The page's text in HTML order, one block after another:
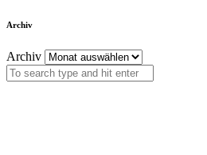
Archiv
Archiv